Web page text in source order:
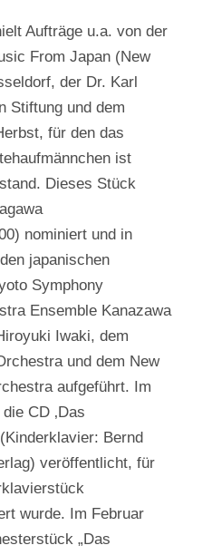
Aufträge u.a. von der
From Japan (New
der Dr. Karl
Stiftung und dem
für den das
ist
Dieses Stück
nominiert und in
japanischen
Symphony
Ensemble Kanazawa
Iwaki, dem
und dem New
aufgeführt. Im
CD ‚Das
Bernd
veröffentlicht, für
wurde. Im Februar
„Das